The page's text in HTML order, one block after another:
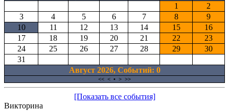
1
2
3
4 5 6 7 8
9
10
11 12 13 14 15
16
17
18 19 20 21 22
23
24
25 26 27 28 29
30
31
Август 2026, Cобытий: 0
<< < • > >>
[Показать все события]
Викторина